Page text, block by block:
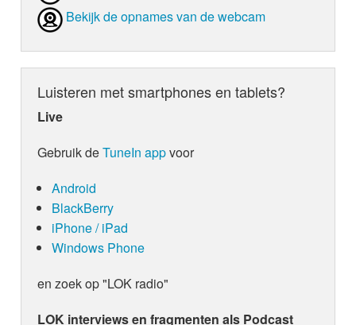
Bekijk de opnames van de webcam
Luisteren met smartphones en tablets?
Live
Gebruik deTuneIn appvoor
Android
BlackBerry
iPhone / iPad
Windows Phone
en zoek op "LOK radio"
LOK interviews en fragmenten als Podcast